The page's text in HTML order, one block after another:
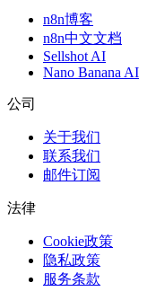
n8n博客
n8n中文文档
Sellshot AI
Nano Banana AI
公司
关于我们
联系我们
邮件订阅
法律
Cookie政策
隐私政策
服务条款